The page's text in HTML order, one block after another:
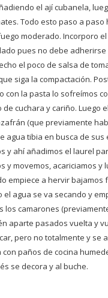
el ají cubanela,
Todo esto paso a paso
moderado. Incorporo
pues no debe adherirse
el poco de salsa de
siga la compactación.
con la pasta lo sofreímos
de cuchara y cariño. Luego
(que previamente
agua tibia en busca de sus
y ahí añadimos el laurel
y movemos, acariciamos y
empiece a hervir bajamos
el agua se va secando y
los camarones
aparte pasados vuelta y
pero no totalmente y se
paños de cocina
se decora y al buche.